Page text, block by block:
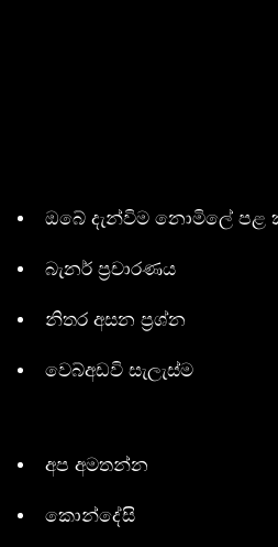
ඔබේ දැන්විම නොමිලේ පළ
බැනර් ප්‍රචාරණය
නිතර අසන ප්‍රශ්න
වෙබ්අඩවි සැලැස්ම
අප අමතන්න
කොන්දේසි